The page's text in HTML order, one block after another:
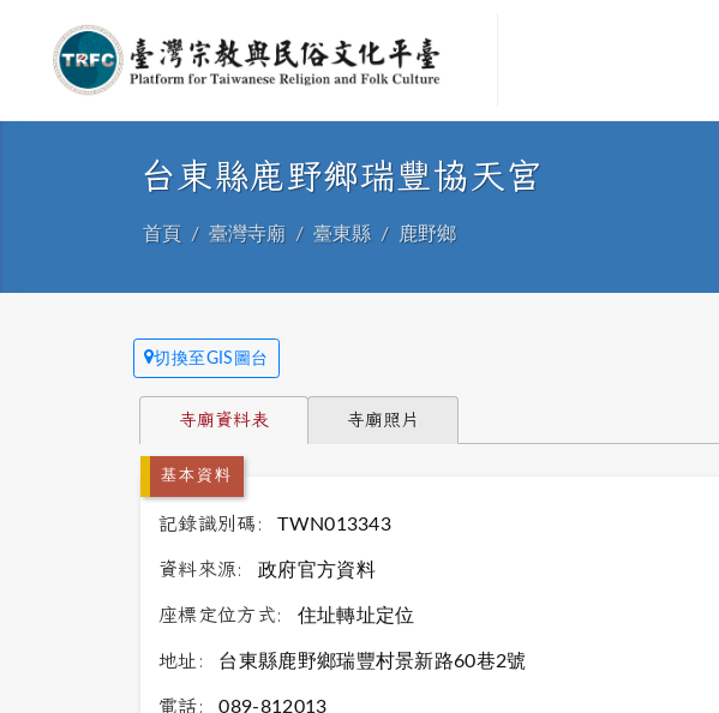
台東縣鹿野鄉瑞豐協天宮
首頁 臺灣寺廟 臺東縣 鹿野鄉
切換至GIS圖台
寺廟資料表 寺廟照片
基本資料
記錄識別碼: TWN013343
資料來源: 政府官方資料
座標定位方式: 住址轉址定位
地址: 台東縣鹿野鄉瑞豐村景新路60巷2號
電話: 089-812013